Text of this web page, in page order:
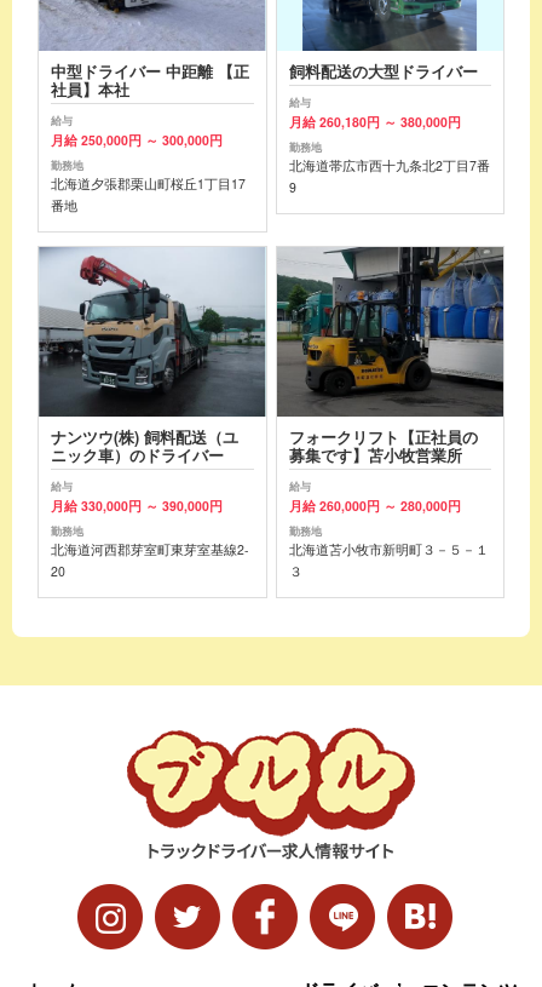
中型ドライバー 中距離 【正
社員】本社
給与
月給 250,000円 ～ 300,000円
勤務地
北海道夕張郡栗山町桜丘1丁目17
番地
飼料配送の大型ドライバー
給与
月給 260,180円 ～ 380,000円
勤務地
北海道帯広市西十九条北2丁目7番
9
ナンツウ(株) 飼料配送（ユ
ニック車）のドライバー
給与
月給 330,000円 ～ 390,000円
勤務地
北海道河西郡芽室町東芽室基線2-
20
フォークリフト【正社員の
募集です】苫小牧営業所
給与
月給 260,000円 ～ 280,000円
勤務地
北海道苫小牧市新明町３－５－１
３